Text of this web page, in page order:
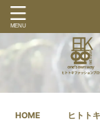
HOME ヒトト